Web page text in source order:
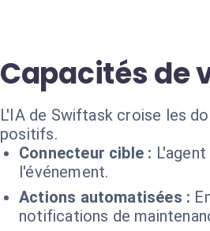
Capacités de
L'IA de Swiftask croise les
positifs.
Connecteur cible :
l'événement.
Actions automatisées :
notifications de